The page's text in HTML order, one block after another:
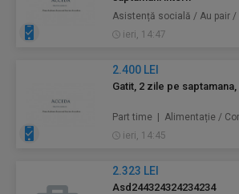
ieri, 14:47
2.400 LEI
Gatit, 2 zile pe
ieri, 14:45
2.323 LEI
Asd244324324234234